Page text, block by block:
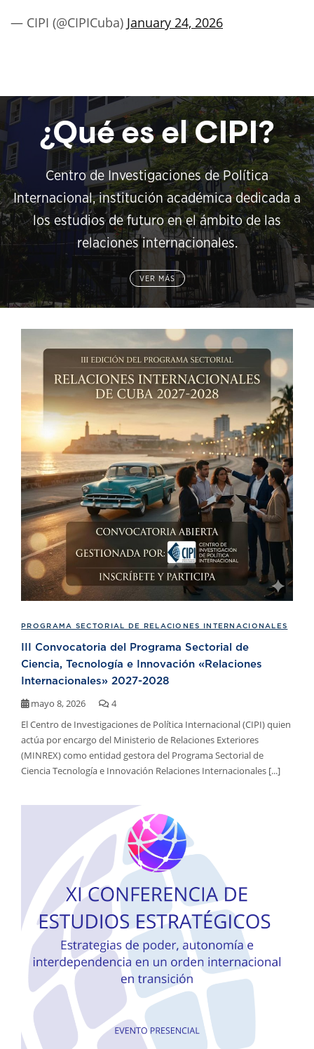
— CIPI (@CIPICuba) January 24, 2026
¿Qué es el CIPI?
Centro de Investigaciones de Política
Internacional, institución académica dedicada a
los estudios de futuro en el ámbito de las
relaciones internacionales.
VER MÁS
PROGRAMA SECTORIAL DE RELACIONES INTERNACIONALES
III Convocatoria del Programa Sectorial de
Ciencia, Tecnología e Innovación «Relaciones
Internacionales» 2027-2028
mayo 8, 2026
4
El Centro de Investigaciones de Política Internacional (CIPI) quien
actúa por encargo del Ministerio de Relaciones Exteriores
(MINREX) como entidad gestora del Programa Sectorial de
Ciencia Tecnología e Innovación Relaciones Internacionales [...]